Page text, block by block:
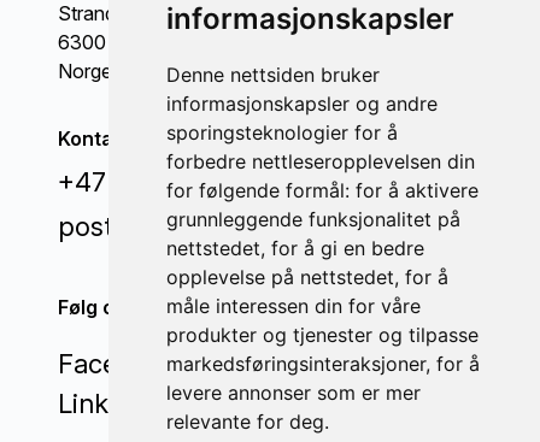
informasjonskapsler
Denne nettsiden bruker
informasjonskapsler og andre
sporingsteknologier for å
forbedre nettleseropplevelsen din
for følgende formål: for å aktivere
grunnleggende funksjonalitet på
nettstedet, for å gi en bedre
opplevelse på nettstedet, for å
måle interessen din for våre
produkter og tjenester og tilpasse
markedsføringsinteraksjoner, for å
levere annonser som er mer
relevante for deg.
Strandgata 98
6300 Åndalsnes
Norge
Kontakt oss
+47 71 22 44 70
post@invisi.no
Følg oss
Facebook
LinkedIn